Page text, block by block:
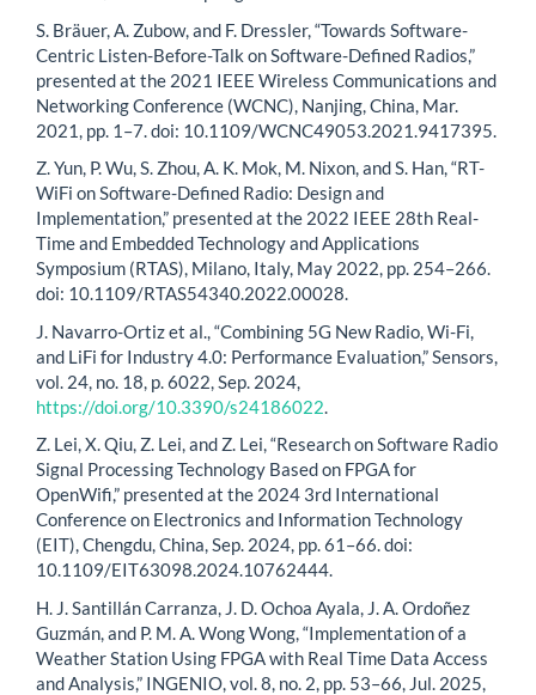
S. Bräuer, A. Zubow, and F. Dressler, “Towards Software-
Centric Listen-Before-Talk on Software-Defined Radios,”
presented at the 2021 IEEE Wireless Communications and
Networking Conference (WCNC), Nanjing, China, Mar.
2021, pp. 1–7. doi: 10.1109/WCNC49053.2021.9417395.
Z. Yun, P. Wu, S. Zhou, A. K. Mok, M. Nixon, and S. Han, “RT-
WiFi on Software-Defined Radio: Design and
Implementation,” presented at the 2022 IEEE 28th Real-
Time and Embedded Technology and Applications
Symposium (RTAS), Milano, Italy, May 2022, pp. 254–266.
doi: 10.1109/RTAS54340.2022.00028.
J. Navarro-Ortiz et al., “Combining 5G New Radio, Wi-Fi,
and LiFi for Industry 4.0: Performance Evaluation,” Sensors,
vol. 24, no. 18, p. 6022, Sep. 2024,
https://doi.org/10.3390/s24186022
Z. Lei, X. Qiu, Z. Lei, and Z. Lei, “Research on Software Radio
Signal Processing Technology Based on FPGA for
OpenWifi,” presented at the 2024 3rd International
Conference on Electronics and Information Technology
(EIT), Chengdu, China, Sep. 2024, pp. 61–66. doi:
10.1109/EIT63098.2024.10762444.
H. J. Santillán Carranza, J. D. Ochoa Ayala, J. A. Ordoñez
Guzmán, and P. M. A. Wong Wong, “Implementation of a
Weather Station Using FPGA with Real Time Data Access
and Analysis,” INGENIO, vol. 8, no. 2, pp. 53–66, Jul. 2025,